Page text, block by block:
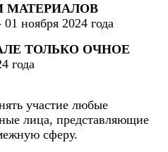
МАТЕРИАЛОВ
ноября 2024 года
ТОЛЬКО ОЧНОЕ
года
участие любые
лица, представляющие
сферу.